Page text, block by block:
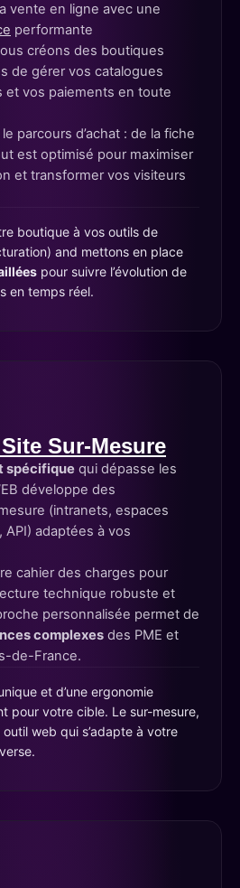
vente en ligne avec une
performante
créons des boutiques
de gérer vos catalogues
et vos paiements en toute
parcours d’achat : de la fiche
est optimisé pour maximiser
et transformer vos visiteurs
boutique à vos outils de
and mettons en place
pour suivre l’évolution de
en temps réel.
Sur-Mesure
spécifique qui dépasse les
développe des
(intranets, espaces
adaptées à vos
cahier des charges pour
technique robuste et
personnalisée permet de
complexes des PME et
de-France.
et d’une ergonomie
pour votre cible. Le sur-mesure,
outil web qui s’adapte à votre